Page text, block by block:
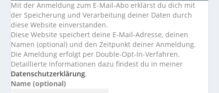
Mit der Anmeldung zum E-Mail-Abo erklärst du dich mit
der Speicherung und Verarbeitung deiner Daten durch
diese Website einverstanden.
Diese Website speichert deine E-Mail-Adresse, deinen
Namen (optional) und den Zeitpunkt deiner Anmeldung.
Die Ameldung erfolgt per Double-Opt-In-Verfahren.
Detaillierte Informationen dazu findest du in meiner
Datenschutzerklärung.
Name (optional)